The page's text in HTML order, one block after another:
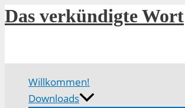
Zum
Inhalt
Das verkündigte Wort
Willkommen!
Downloads